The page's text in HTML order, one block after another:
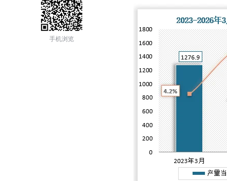
手机浏览